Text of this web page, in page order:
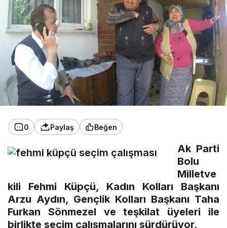
0 Paylaş Beğen
Ak Parti
Bolu
Milletve
kili Fehmi Küpçü, Kadın Kolları Başkanı
Arzu Aydın, Gençlik Kolları Başkanı Taha
Furkan Sönmezel ve teşkilat üyeleri ile
birlikte seçim çalışmalarını sürdürüyor.